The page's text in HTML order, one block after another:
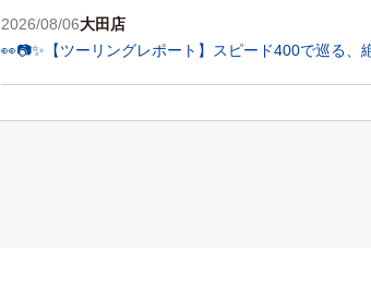
2026/08/06大田店
👀📷✨【ツーリングレポート】スピード400で巡る、